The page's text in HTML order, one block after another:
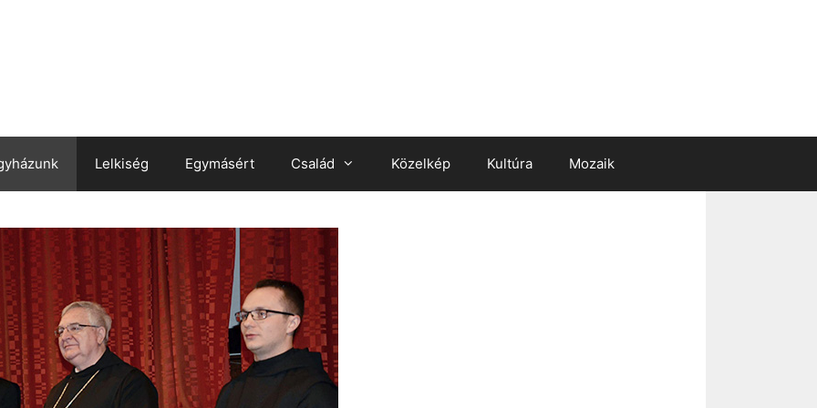
Lelkiség Egymásért Család Közelkép Kultúra Mozaik